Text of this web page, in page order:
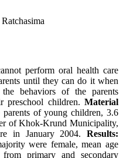
perform oral health care
until they can do it when
behaviors of the parents
preschool children. Material
of young children, 3.6
of Khok-Krund Municipality,
in January 2004. Results:
were female, mean age
primary and secondary